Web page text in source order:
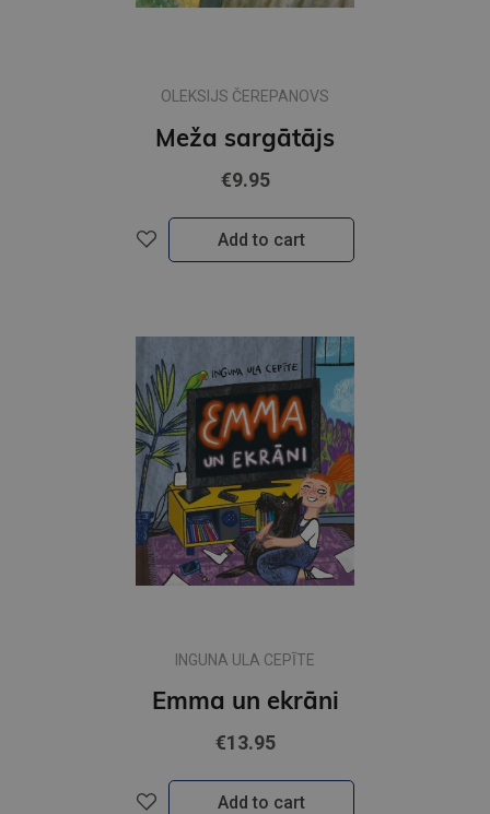
OLEKSIJS ČEREPANOVS
Meža sargātājs
€9.95
Add to cart
INGUNA ULA CEPĪTE
Emma un ekrāni
€13.95
Add to cart